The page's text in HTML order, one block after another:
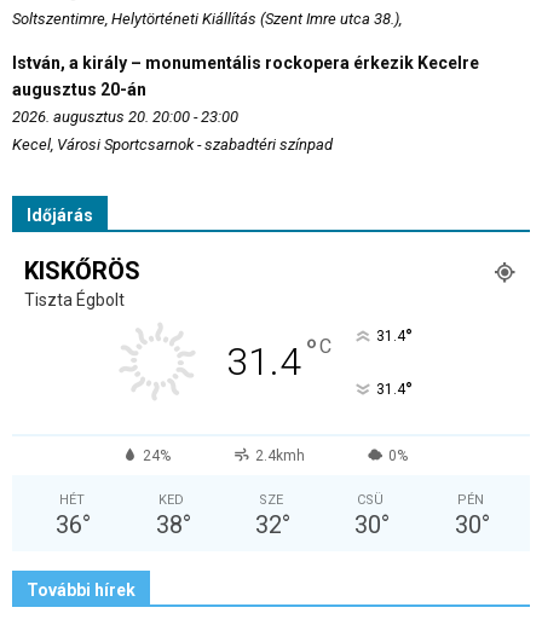
Soltszentimre, Helytörténeti Kiállítás (Szent Imre utca 38.),
István, a király – monumentális rockopera érkezik Kecelre
augusztus 20-án
2026. augusztus 20. 20:00 - 23:00
Kecel, Városi Sportcsarnok - szabadtéri színpad
Időjárás
KISKŐRÖS
Tiszta Égbolt
31.4°C 31.4°
31.4°
24% 2.4kmh 0%
HÉT
36°
KED
38°
SZE
32°
CSÜ
30°
PÉN
30°
További hírek